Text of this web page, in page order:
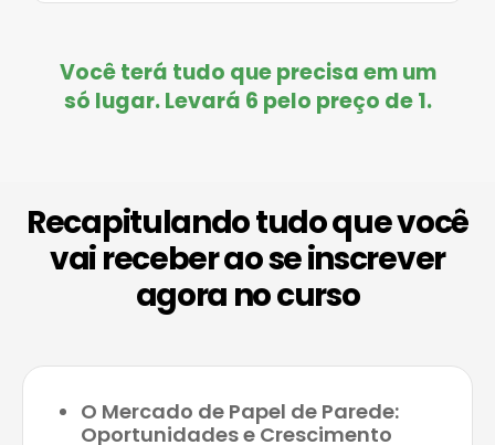
Você terá tudo que precisa em um
só lugar. Levará 6 pelo preço de 1.
Recapitulando tudo que você
vai receber ao se inscrever
agora no curso
O Mercado de Papel de Parede:
Oportunidades e Crescimento